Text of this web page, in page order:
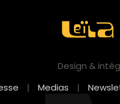
Design &
| Medias |